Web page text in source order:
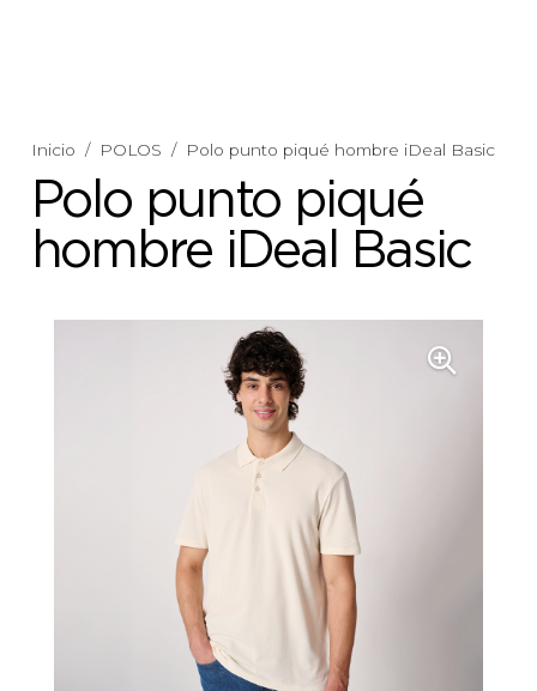
Inicio / POLOS / Polo punto piqué hombre iDeal Basic
Polo punto piqué
hombre iDeal Basic